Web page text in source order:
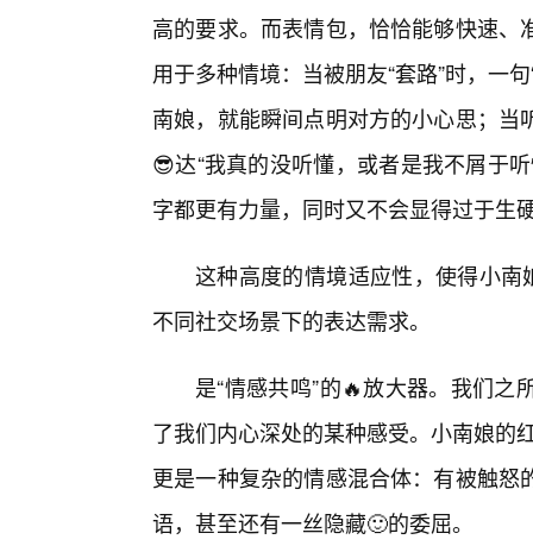
高的要求。而表情包，恰恰能够快速
用于多种情境：当被朋友“套路”时，一
南娘，就能瞬间点明对方的小心思；
😎达“我真的没听懂，或者是我不屑于
字都更有力量，同时又不会显得过于生
这种高度的情境适应性，使得小南
不同社交场景下的表达需求。
是“情感共鸣”的🔥放大器。我们
了我们内心深处的某种感受。小南娘的
更是一种复杂的情感混合体：有被触
语，甚至还有一丝隐藏🙂的委屈。